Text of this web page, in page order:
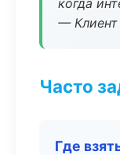
когда
— Клиент
Часто
Где